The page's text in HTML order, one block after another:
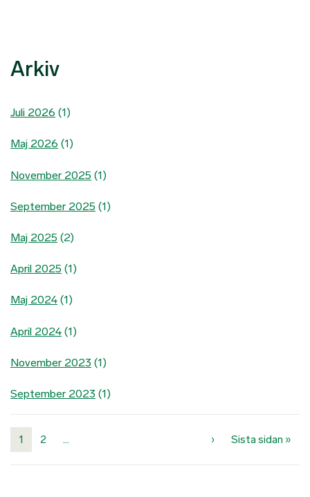
Arkiv
Juli 2026 (1)
Maj 2026 (1)
November 2025 (1)
September 2025 (1)
Maj 2025 (2)
April 2025 (1)
Maj 2024 (1)
April 2024 (1)
November 2023 (1)
September 2023 (1)
Paginering
1 2 … ›Nästa sida
Sista sidan »